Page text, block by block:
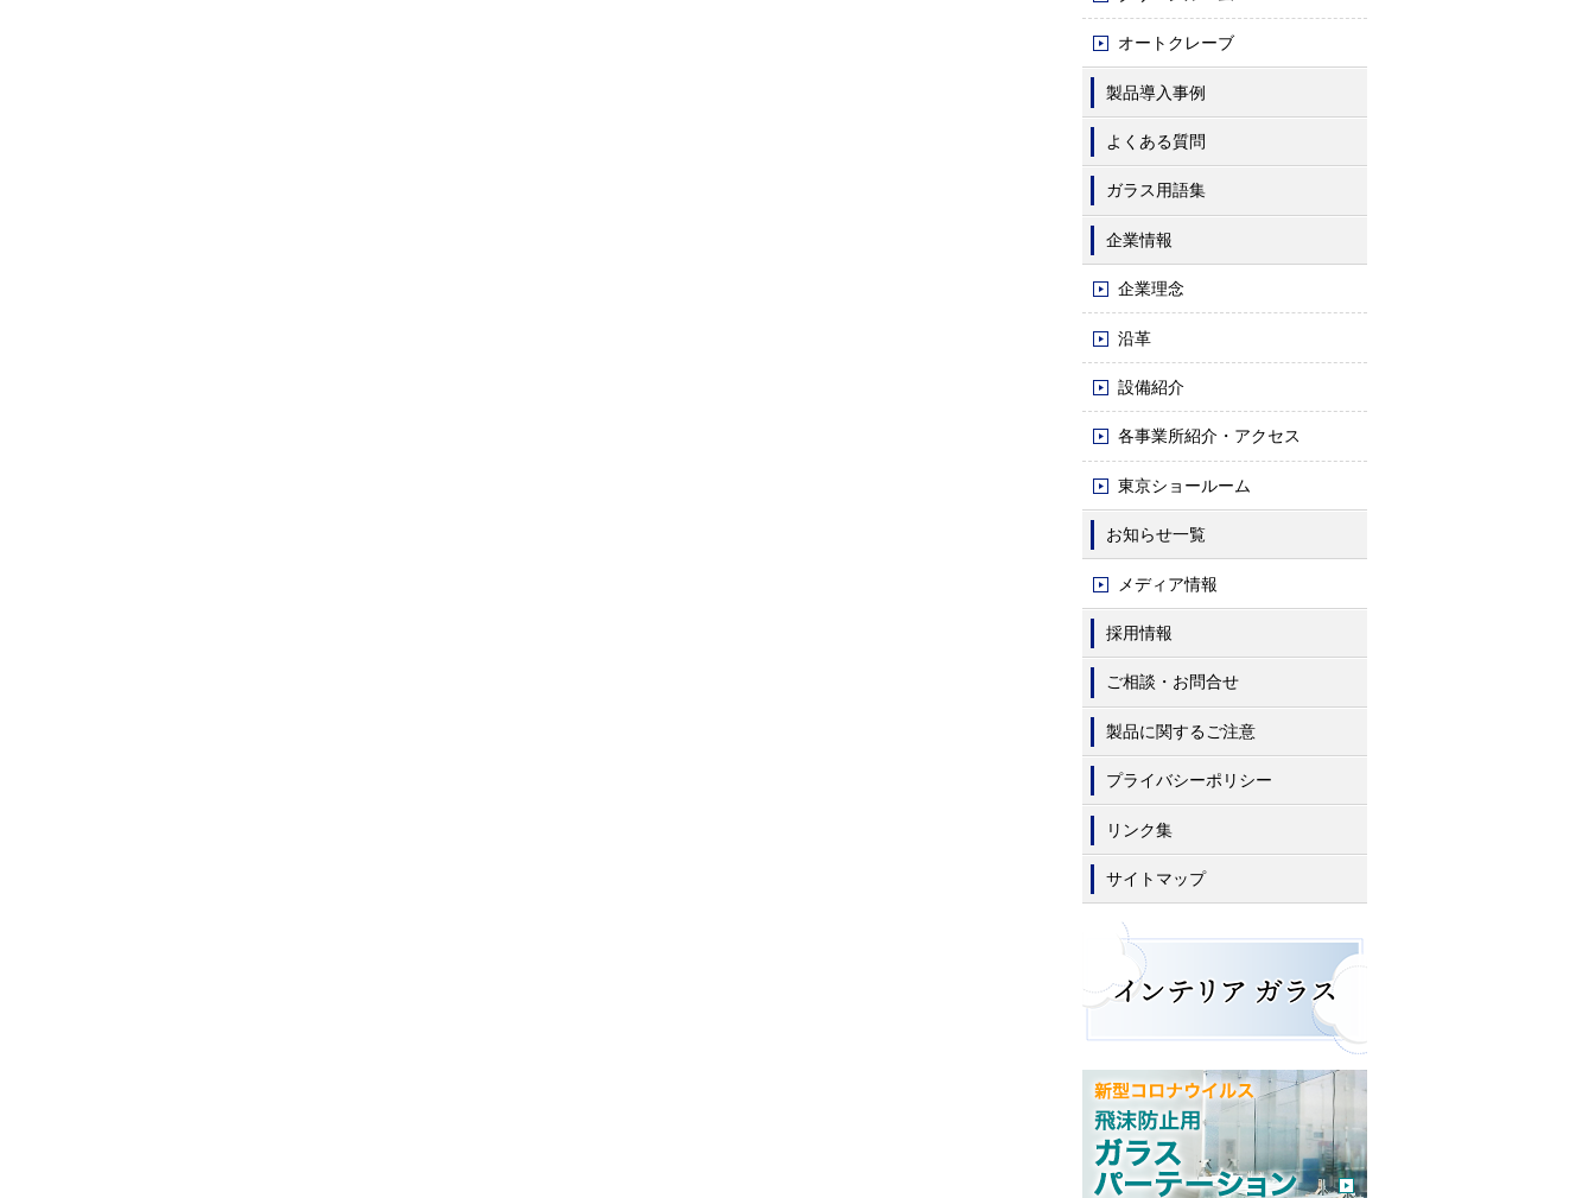
オートクレーブ
製品導入事例
よくある質問
ガラス用語集
企業情報
企業理念
沿革
設備紹介
各事業所紹介・アクセス
東京ショールーム
お知らせ一覧
メディア情報
採用情報
ご相談・お問合せ
製品に関するご注意
プライバシーポリシー
リンク集
サイトマップ